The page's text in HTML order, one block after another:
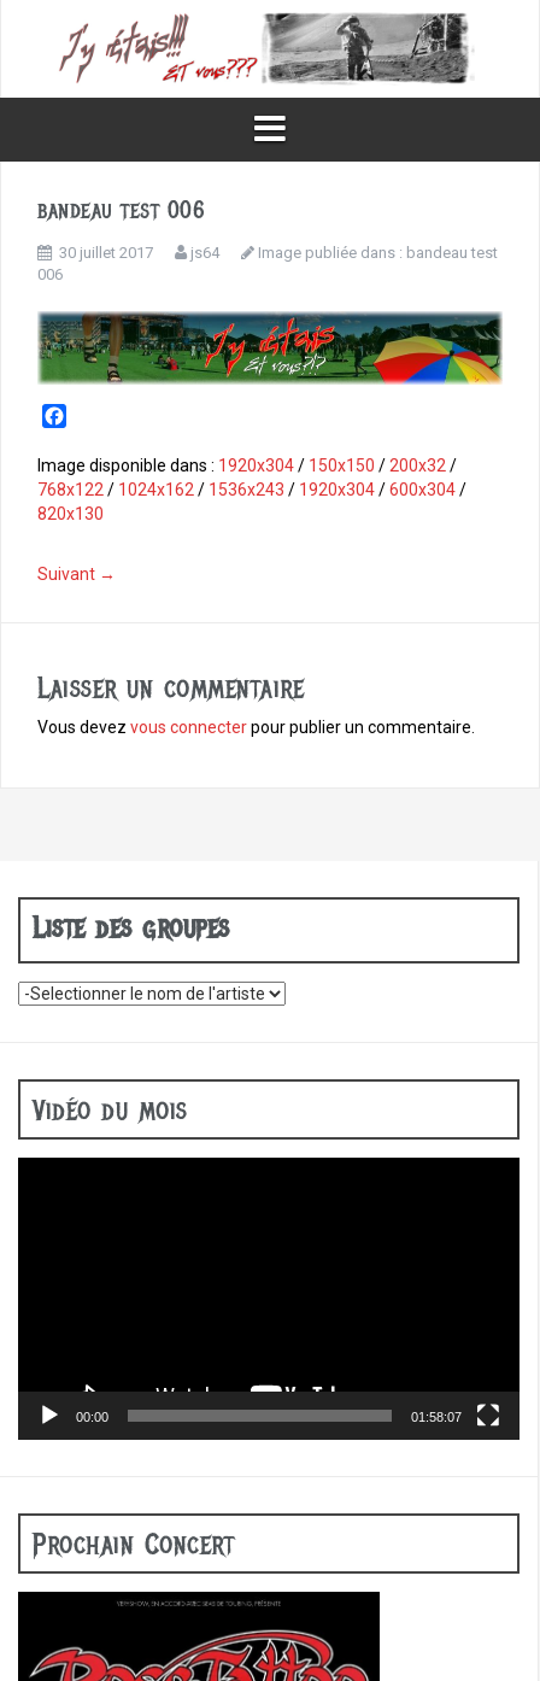
bandeau test 006
30 juillet 2017 js64 Image publiée dans : bandeau test
006
c
e
b
k
Image disponible dans : 1920x304/ 150x150 /200x32/
768x122/ 1024x162/ 1536x243 / 1920x304/600x304/
820x130
Suivant →
Laisser un commentaire
Vous devez vous connecterpour publier un commentaire.
Liste des groupes
Vidéo du mois
00:00 01:58:07
Prochain Concert